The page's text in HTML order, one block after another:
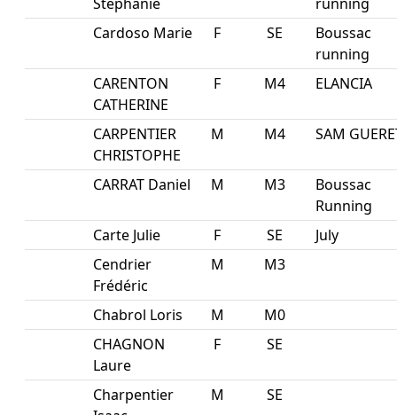
Cardoso Marie
F SE
Boussac
running
CARENTON
CATHERINE
F M4 ELANCIA
CARPENTIER
CHRISTOPHE
M M4 SAM
CARRAT Daniel M M3
Boussac
Running
Carte Julie
F SE
July
Cendrier
Frédéric
M M3
Chabrol Loris M
M0
CHAGNON
Laure
F SE
Charpentier
M SE